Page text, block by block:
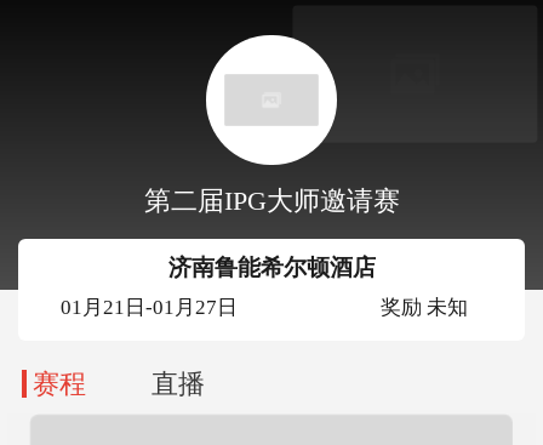
第二届IPG大师邀请赛
济南鲁能希尔顿酒店
01月21日-01月27日 奖励 未知
赛程 直播